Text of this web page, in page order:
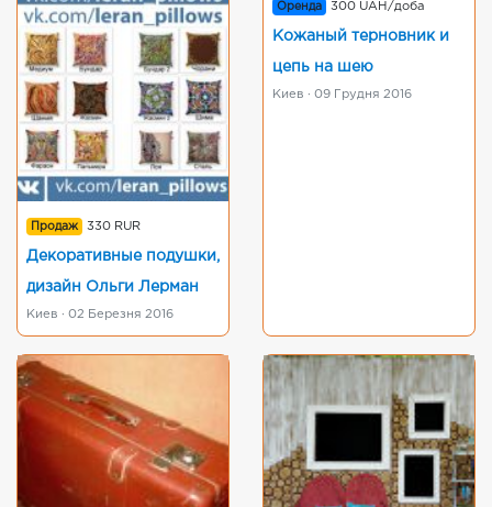
Продаж 330 RUR
Декоративные подушки,
дизайн Ольги Лерман
Киев · 02 Березня 2016
Оренда 300 UAH/доба
Кожаный терновник и
цепь на шею
Киев · 09 Грудня 2016